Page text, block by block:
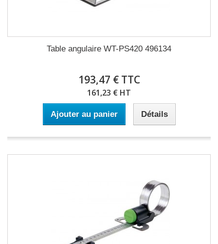
Table angulaire WT-PS420 496134
193,47 € TTC
161,23 € HT
Ajouter au panier Détails